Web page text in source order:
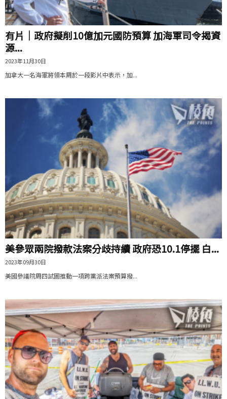
有片│政府擬削10億加元國防預算 加海軍司令揭資
源...
2023年11月30日
加拿大一名海軍將領本周於一段影片中表示，加...
美參眾兩院撥款法案分歧持續 政府恐10.1停擺 白...
2023年09月30日
美國參議院周四試圖推動一項跨黨派法案預算撥...